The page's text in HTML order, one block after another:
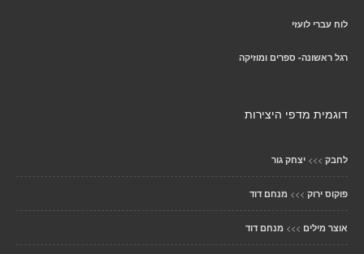
לוח עברי לועזי
רגל ראשונה- ספרים ומוזיקה
דוגמית מדפי היצירות
לחבק >>> יצחק גור
פוקוס ירוק >>> מנחם דוד
אוצר מילים >>> מנחם דוד